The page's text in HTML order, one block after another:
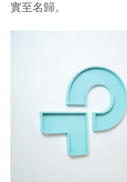
實至名歸。